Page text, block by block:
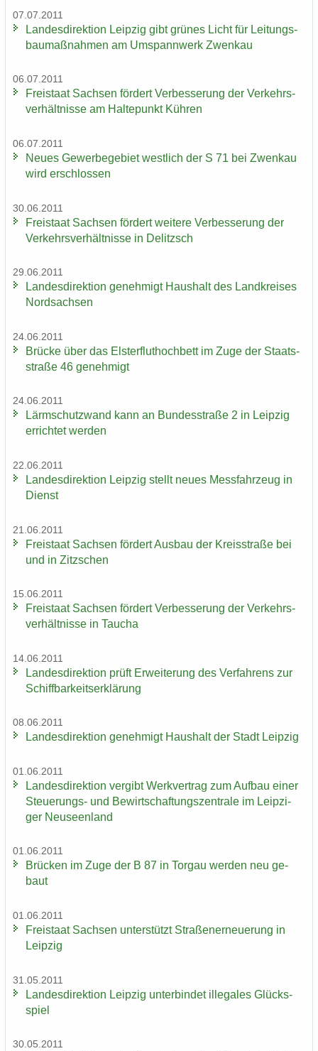
07.07.2011
Lan­des­di­rek­ti­on Leip­zig gibt grü­nes Licht für Lei­tungs­
bau­maß­nah­men am Um­spann­werk Zwenkau
06.07.2011
Frei­staat Sach­sen för­dert Ver­bes­se­rung der Ver­kehrs­
ver­hält­nis­se am Hal­te­punkt Küh­ren
06.07.2011
Neues Ge­wer­be­ge­biet west­lich der S 71 bei Zwenkau
wird er­schlos­sen
30.06.2011
Frei­staat Sach­sen för­dert wei­te­re Ver­bes­se­rung der
Ver­kehrs­ver­hält­nis­se in De­litzsch
29.06.2011
Lan­des­di­rek­ti­on ge­neh­migt Haus­halt des Land­krei­ses
Nord­sach­sen
24.06.2011
Brü­cke über das Els­ter­flut­hoch­bett im Zuge der Staats­
stra­ße 46 ge­neh­migt
24.06.2011
Lärm­schutz­wand kann an Bun­des­stra­ße 2 in Leip­zig
er­rich­tet wer­den
22.06.2011
Lan­des­di­rek­ti­on Leip­zig stellt neues Mess­fahr­zeug in
Dienst
21.06.2011
Frei­staat Sach­sen för­dert Aus­bau der Kreis­stra­ße bei
und in Zitz­schen
15.06.2011
Frei­staat Sach­sen för­dert Ver­bes­se­rung der Ver­kehrs­
ver­hält­nis­se in Tau­cha
14.06.2011
Lan­des­di­rek­ti­on prüft Er­wei­te­rung des Ver­fah­rens zur
Schiff­bar­keits­er­klä­rung
08.06.2011
Lan­des­di­rek­ti­on ge­neh­migt Haus­halt der Stadt Leip­zig
01.06.2011
Lan­des­di­rek­ti­on ver­gibt Werk­ver­trag zum Auf­bau einer
Steuerungs-​ und Be­wirt­schaf­tungs­zen­tra­le im Leip­zi­
ger Neu­seen­land
01.06.2011
Brü­cken im Zuge der B 87 in Tor­gau wer­den neu ge­
baut
01.06.2011
Frei­staat Sach­sen un­ter­stützt Stra­ßen­er­neue­rung in
Leip­zig
31.05.2011
Lan­des­di­rek­ti­on Leip­zig un­ter­bin­det il­le­ga­les Glücks­
spiel
30.05.2011